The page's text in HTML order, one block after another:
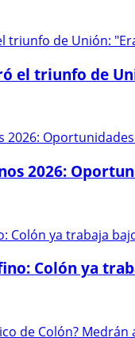
el triunfo de
2026:
Colón ya